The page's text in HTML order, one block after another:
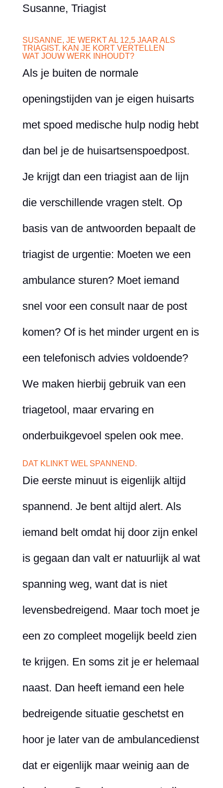
Susanne, Triagist
SUSANNE, JE WERKT AL 12,5 JAAR ALS
TRIAGIST. KAN JE KORT VERTELLEN
WAT JOUW WERK INHOUDT?
Als je buiten de normale
openingstijden van je eigen huisarts
met spoed medische hulp nodig hebt
dan bel je de huisartsenspoedpost.
Je krijgt dan een triagist aan de lijn
die verschillende vragen stelt. Op
basis van de antwoorden bepaalt de
triagist de urgentie: Moeten we een
ambulance sturen? Moet iemand
snel voor een consult naar de post
komen? Of is het minder urgent en is
een telefonisch advies voldoende?
We maken hierbij gebruik van een
triagetool, maar ervaring en
onderbuikgevoel spelen ook mee.
DAT KLINKT WEL SPANNEND.
Die eerste minuut is eigenlijk altijd
spannend. Je bent altijd alert. Als
iemand belt omdat hij door zijn enkel
is gegaan dan valt er natuurlijk al wat
spanning weg, want dat is niet
levensbedreigend. Maar toch moet je
een zo compleet mogelijk beeld zien
te krijgen. En soms zit je er helemaal
naast. Dan heeft iemand een hele
bedreigende situatie geschetst en
hoor je later van de ambulancedienst
dat er eigenlijk maar weinig aan de